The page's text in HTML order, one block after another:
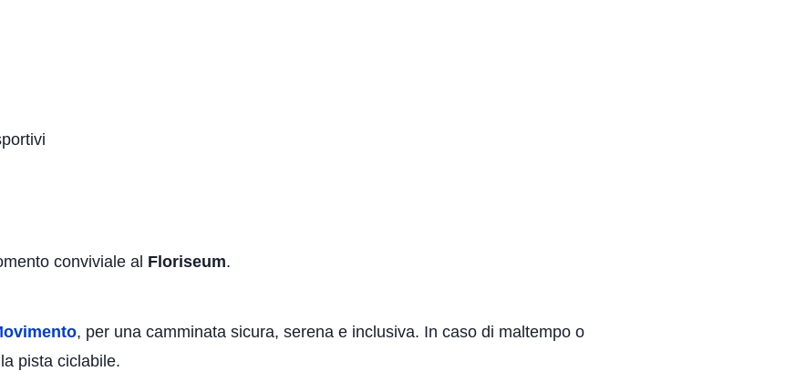
conviviale al Floriseum.
, per una camminata sicura, serena e inclusiva. In caso di maltempo o
pista ciclabile.